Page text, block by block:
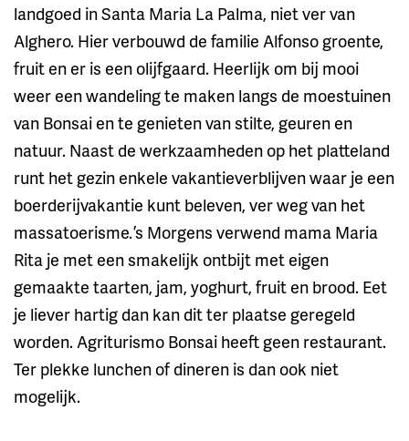
landgoed in Santa Maria La Palma, niet ver van
Alghero. Hier verbouwd de familie Alfonso groente,
fruit en er is een olijfgaard. Heerlijk om bij mooi
weer een wandeling te maken langs de moestuinen
van Bonsai en te genieten van stilte, geuren en
natuur. Naast de werkzaamheden op het platteland
runt het gezin enkele vakantieverblijven waar je een
boerderijvakantie kunt beleven, ver weg van het
massatoerisme. ’s Morgens verwend mama Maria
Rita je met een smakelijk ontbijt met eigen
gemaakte taarten, jam, yoghurt, fruit en brood. Eet
je liever hartig dan kan dit ter plaatse geregeld
worden. Agriturismo Bonsai heeft geen restaurant.
Ter plekke lunchen of dineren is dan ook niet
mogelijk.